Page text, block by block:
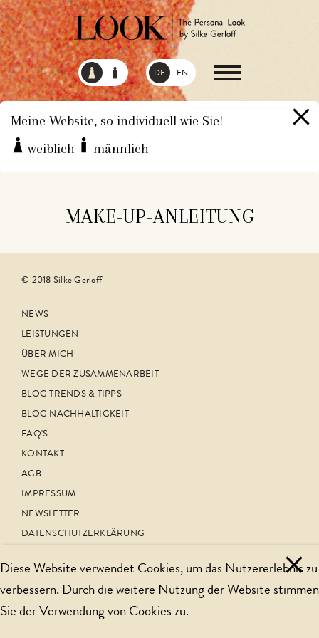
DE EN
Meine Website, so individuell wie Sie!
weiblich
männlich
HOME LEISTUNGEN MAKE-UP-BERATUNG
MAKE-UP-ANLEITUNG
© 2018 Silke Gerloff
NEWS
LEISTUNGEN
ÜBER MICH
WEGE DER ZUSAMMENARBEIT
BLOG TRENDS & TIPPS
BLOG NACHHALTIGKEIT
FAQ'S
KONTAKT
AGB
IMPRESSUM
NEWSLETTER
DATENSCHUTZERKLÄRUNG
FACEBOOK
INSTAGRAM
Diese Website verwendet Cookies, um das Nutzererlebnis zu
verbessern. Durch die weitere Nutzung der Website stimmen
Sie der Verwendung von Cookies zu.